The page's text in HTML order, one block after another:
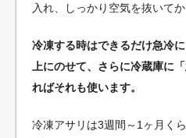
入れ、しっかり空気を抜いてか
冷凍する時はできるだけ急冷
上にのせて、さらに冷蔵庫に
ればそれも使います。
冷凍アサリは3週間～1ヶ月く